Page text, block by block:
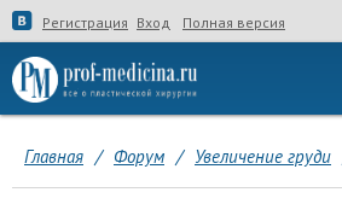
Регистрация Вход Полная версия
Главная / Форум / Увеличение груди